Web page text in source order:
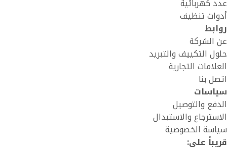
عدد كهربائية
أدوات تنظيف
روابط
عن الشركة
حلول التكييف والتبريد
العلامات التجارية
اتصل بنا
سياسات
الدفع والتوصيل
الاسترجاع والاستبدال
سياسة الخصوصية
قريباً على: